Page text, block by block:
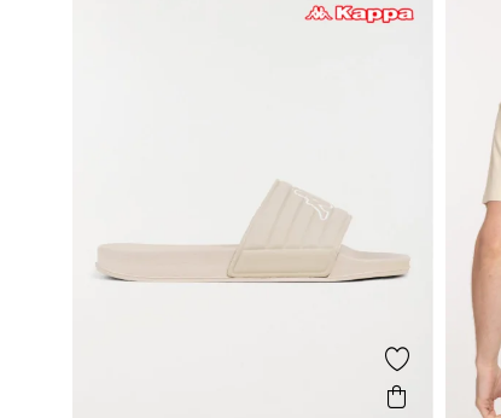
Ajouter
Aperçu